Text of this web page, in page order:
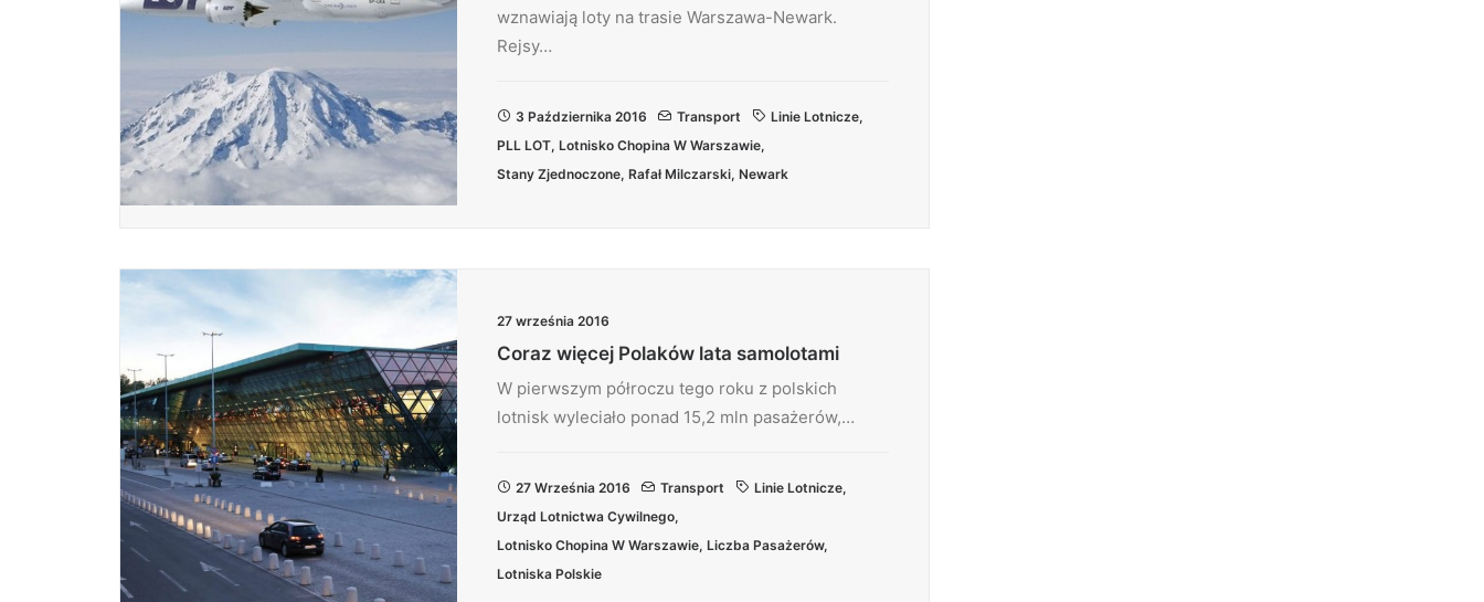
wznawiają loty na trasie Warszawa-Newark.
Rejsy…
3 Października 2016 Transport Linie Lotnicze,
PLL LOT, Lotnisko Chopina W Warszawie,
Stany Zjednoczone, Rafał Milczarski, Newark
27 września 2016
Coraz więcej Polaków lata samolotami
W pierwszym półroczu tego roku z polskich
lotnisk wyleciało ponad 15,2 mln pasażerów,…
27 Września 2016 Transport Linie Lotnicze,
Urząd Lotnictwa Cywilnego,
Lotnisko Chopina W Warszawie, Liczba Pasażerów,
Lotniska Polskie